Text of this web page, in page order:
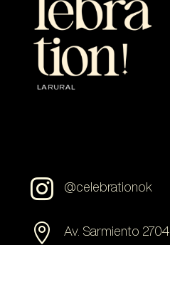
 @celebrationok
 Av. Sarmiento 2704